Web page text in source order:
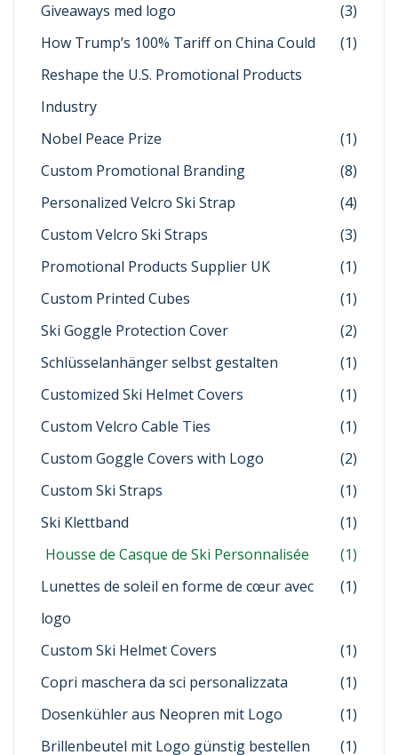
Giveaways med logo
(3)
How Trump’s 100% Tariff on China Could
Reshape the U.S. Promotional Products
Industry
(1)
Nobel Peace Prize
(1)
Custom Promotional Branding
(8)
Personalized Velcro Ski Strap
(4)
Custom Velcro Ski Straps
(3)
Promotional Products Supplier UK
(1)
Custom Printed Cubes
(1)
Ski Goggle Protection Cover
(2)
Schlüsselanhänger selbst gestalten
(1)
Customized Ski Helmet Covers
(1)
Custom Velcro Cable Ties
(1)
Custom Goggle Covers with Logo
(2)
Custom Ski Straps
(1)
Ski Klettband
(1)
Housse de Casque de Ski Personnalisée
(1)
Lunettes de soleil en forme de cœur avec
logo
(1)
Custom Ski Helmet Covers
(1)
Copri maschera da sci personalizzata
(1)
Dosenkühler aus Neopren mit Logo
(1)
Brillenbeutel mit Logo günstig bestellen
(1)